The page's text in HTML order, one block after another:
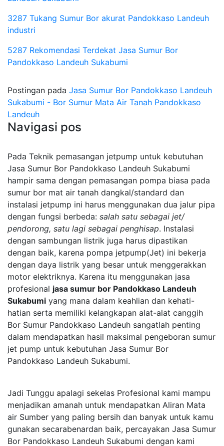
3287 Tukang Sumur Bor akurat Pandokkaso Landeuh
industri
5287 Rekomendasi Terdekat Jasa Sumur Bor
Pandokkaso Landeuh Sukabumi
Postingan pada Jasa Sumur Bor Pandokkaso Landeuh
Sukabumi - Bor Sumur Mata Air Tanah Pandokkaso
Landeuh
Navigasi pos
Pada Teknik pemasangan jetpump untuk kebutuhan
Jasa Sumur Bor Pandokkaso Landeuh Sukabumi
hampir sama dengan pemasangan pompa biasa pada
sumur bor mat air tanah dangkal/standard dan
instalasi jetpump ini harus menggunakan dua jalur pipa
dengan fungsi berbeda: salah satu sebagai jet/
pendorong, satu lagi sebagai penghisap. Instalasi
dengan sambungan listrik juga harus dipastikan
dengan baik, karena pompa jetpump(Jet) ini bekerja
dengan daya listrik yang besar untuk menggerakkan
motor elektriknya. Karena itu menggunakan jasa
profesional jasa sumur bor Pandokkaso Landeuh
Sukabumi yang mana dalam keahlian dan kehati-
hatian serta memiliki kelangkapan alat-alat canggih
Bor Sumur Pandokkaso Landeuh sangatlah penting
dalam mendapatkan hasil maksimal pengeboran sumur
jet pump untuk kebutuhan Jasa Sumur Bor
Pandokkaso Landeuh Sukabumi.
Jadi Tunggu apalagi sekelas Profesional kami mampu
menjadikan amanah untuk mendapatkan Aliran Mata
air Sumber yang paling bersih dan banyak untuk kamu
gunakan secarabenardan baik, percayakan Jasa Sumur
Bor Pandokkaso Landeuh Sukabumi dengan kami